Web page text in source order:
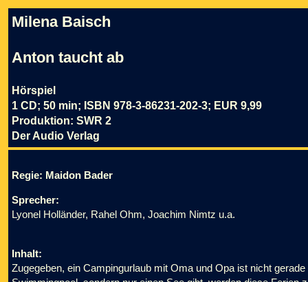
Milena Baisch
Anton taucht ab
Hörspiel
1 CD; 50 min; ISBN 978-3-86231-202-3; EUR 9,99
Produktion: SWR 2
Der Audio Verlag
Regie: Maidon Bader
Sprecher:
Lyonel Holländer, Rahel Ohm, Joachim Nimtz u.a.
Inhalt:
Zugegeben, ein Campingurlaub mit Oma und Opa ist nicht